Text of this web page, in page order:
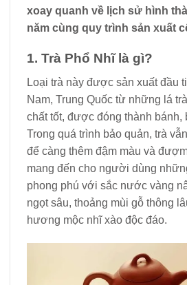
xoay quanh về lịch sử hình
năm cùng quy trình sản xuất
1. Trà Phổ Nhĩ là gì?
Loại trà này được sản xuất đầu
Nam, Trung Quốc từ những lá
chất tốt, được đóng thành bánh,
Trong quá trình bảo quản, trà
để càng thêm đậm màu và
mang đến cho người dùng
phong phú với sắc nước vàng
ngọt sâu, thoảng mùi gỗ thông
hương mộc nhĩ xào độc đáo.